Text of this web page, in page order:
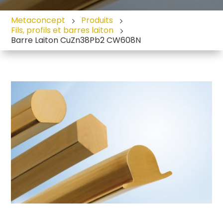
Metaconcept
Produits
Fils, profils et barres laiton
Barre Laiton CuZn38Pb2 CW608N